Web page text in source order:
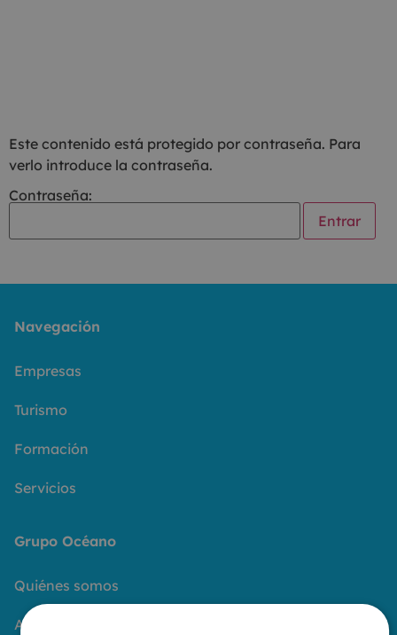
Este contenido está protegido por contraseña. Para
verlo introduce la contraseña.
Contraseña:
Navegación
Empresas
Turismo
Formación
Servicios
Grupo Océano
Quiénes somos
Aviso Legal